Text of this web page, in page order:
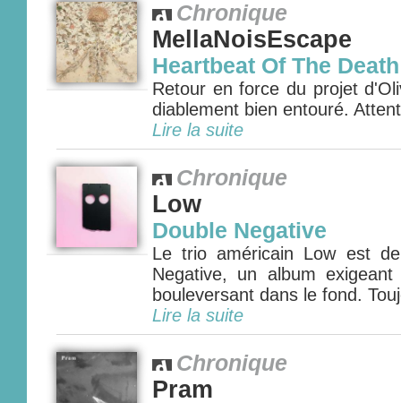
Chronique
MellaNoisEscape
Heartbeat Of The Death
Retour en force du projet
diablement bien entouré.
Lire la suite
Chronique
Low
Double Negative
Le trio américain Low est
Negative, un album
bouleversant dans le fond.
Lire la suite
Chronique
Pram